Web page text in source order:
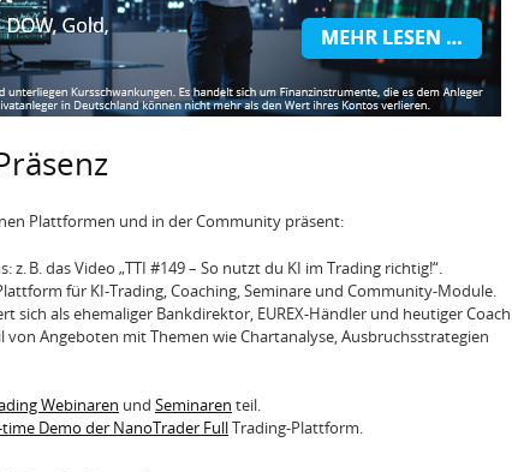
Plattformen und in der Community präsent:
z. B. das Video „TTI #149 – So nutzt du KI im Trading richtig!“.
für KI-Trading, Coaching, Seminare und Community-Module.
sich als ehemaliger Bankdirektor, EUREX-Händler und heutiger Coach.
von Angeboten mit Themen wie Chartanalyse, Ausbruchsstrategien
Webinaren und Seminaren teil.
Demo der NanoTrader FullTrading-Plattform.